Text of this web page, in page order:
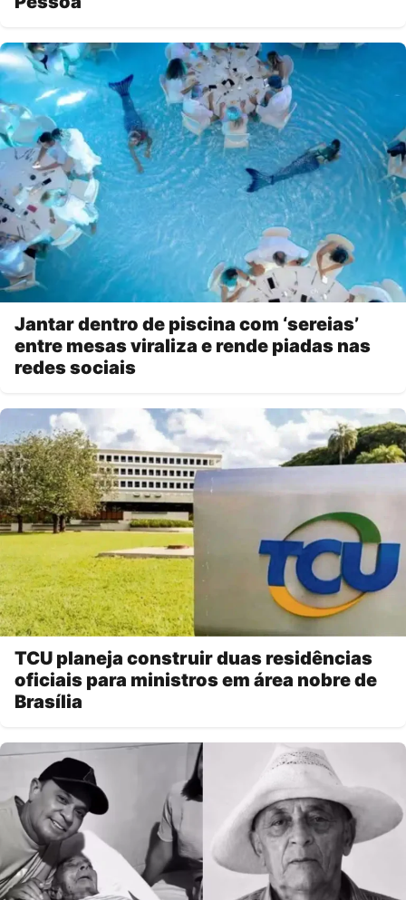
Jantar dentro de piscina com ‘sereias’
entre mesas viraliza e rende piadas nas
redes sociais
TCU planeja construir duas residências
oficiais para ministros em área nobre de
Brasília